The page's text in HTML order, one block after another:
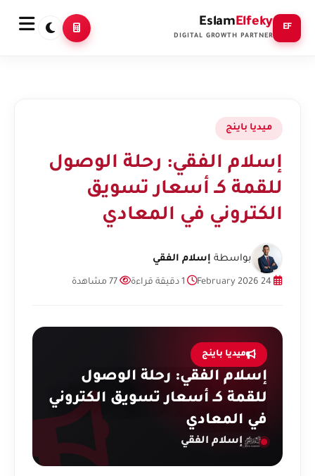
EF
EslamElfeky
DIGITAL GROWTH PARTNER
ميديا باينج
إسلام الفقي: رحلة الوصول
للقمة كـ أسعار تسويق
الكتروني في المعادي
بواسطة إسلام الفقي
ميديا باينج
إسلام الفقي: رحلة الوصول
للقمة كـ أسعار تسويق الكتروني
في المعادي
إسلام الفقي